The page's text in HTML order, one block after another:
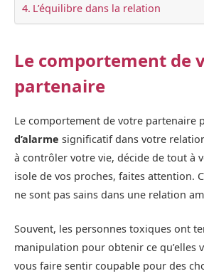
L’équilibre dans la relation
Le comportement de
partenaire
Le comportement de votre partenaire
d’alarme significatif dans votre
à contrôler votre vie, décide de tout à
isole de vos proches, faites attention.
ne sont pas sains dans une relation
Souvent, les personnes toxiques ont
manipulation pour obtenir ce qu’elles
vous faire sentir coupable pour des